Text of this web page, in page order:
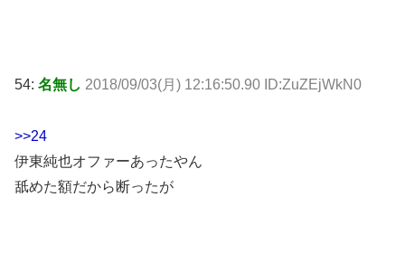
54: 名無し 2018/09/03(月) 12:16:50.90 ID:ZuZEjWkN0
>>24
伊東純也オファーあったやん
舐めた額だから断ったが